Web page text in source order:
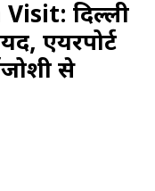
दिल्ली
एयरपोर्ट
से